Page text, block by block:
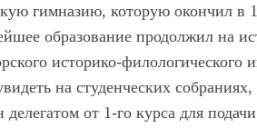
гимназию, которую окончил в
образование продолжил на
историко-филологического
на студенческих
от 1-го курса для